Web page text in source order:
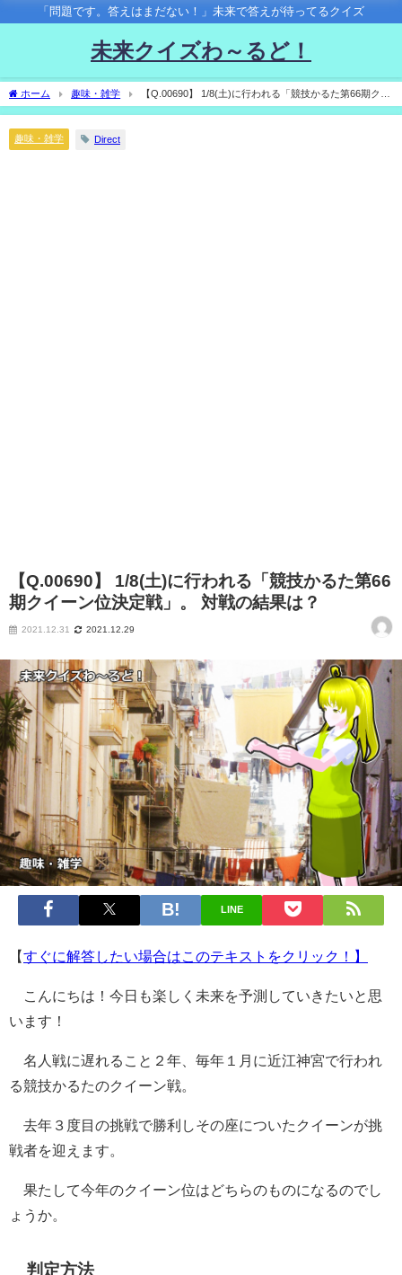
「問題です。答えはまだない！」未来で答えが待ってるクイズ
未来クイズわ～るど！
ホーム 趣味・雑学
【Q.00690】 1/8(土)に行われる「競技かるた第66期クイ
ーン位決定戦」。 対戦の結果は？
趣味・雑学 Direct
【Q.00690】 1/8(土)に行われる「競技かるた第66
期クイーン位決定戦」。 対戦の結果は？
2021.12.31 2021.12.29
LINE
【すぐに解答したい場合はこのテキストをクリック！】
こんにちは！今日も楽しく未来を予測していきたいと思
います！
名人戦に遅れること２年、毎年１月に近江神宮で行われ
る競技かるたのクイーン戦。
去年３度目の挑戦で勝利しその座についたクイーンが挑
戦者を迎えます。
果たして今年のクイーン位はどちらのものになるのでし
ょうか。
判定方法